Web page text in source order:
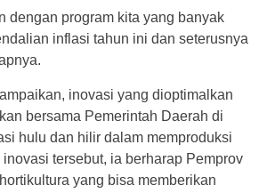
dengan program kita yang banyak
inflasi tahun ini dan seterusnya
inovasi yang dioptimalkan
bersama Pemerintah Daerah di
hulu dan hilir dalam memproduksi
tersebut, ia berharap Pemprov
yang bisa memberikan